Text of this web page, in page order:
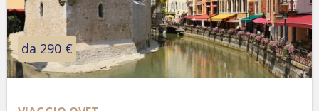
da 290 €